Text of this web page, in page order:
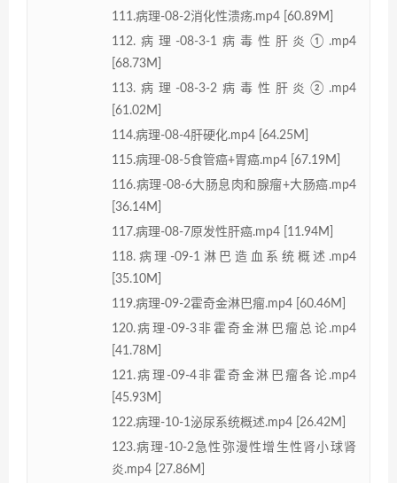
111.病理-08-2消化性溃疡.mp4 [60.89M]
112.病理-08-3-1病毒性肝炎①.mp4
[68.73M]
113.病理-08-3-2病毒性肝炎②.mp4
[61.02M]
114.病理-08-4肝硬化.mp4 [64.25M]
115.病理-08-5食管癌+胃癌.mp4 [67.19M]
116.病理-08-6大肠息肉和腺瘤+大肠癌.mp4
[36.14M]
117.病理-08-7原发性肝癌.mp4 [11.94M]
118.病理-09-1淋巴造血系统概述.mp4
[35.10M]
119.病理-09-2霍奇金淋巴瘤.mp4 [60.46M]
120.病理-09-3非霍奇金淋巴瘤总论.mp4
[41.78M]
121.病理-09-4非霍奇金淋巴瘤各论.mp4
[45.93M]
122.病理-10-1泌尿系统概述.mp4 [26.42M]
123.病理-10-2急性弥漫性增生性肾小球肾
炎.mp4 [27.86M]